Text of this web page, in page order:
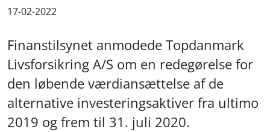
17-02-2022
Finanstilsynet anmodede Topdanmark
Livsforsikring A/S om en redegørelse for
den løbende værdiansættelse af de
alternative investeringsaktiver fra ultimo
2019 og frem til 31. juli 2020.